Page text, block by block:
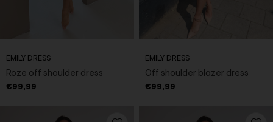
EMILY DRESS
Roze off shoulder dress
€99,99
EMILY DRESS
Off shoulder blazer dress
€99,99